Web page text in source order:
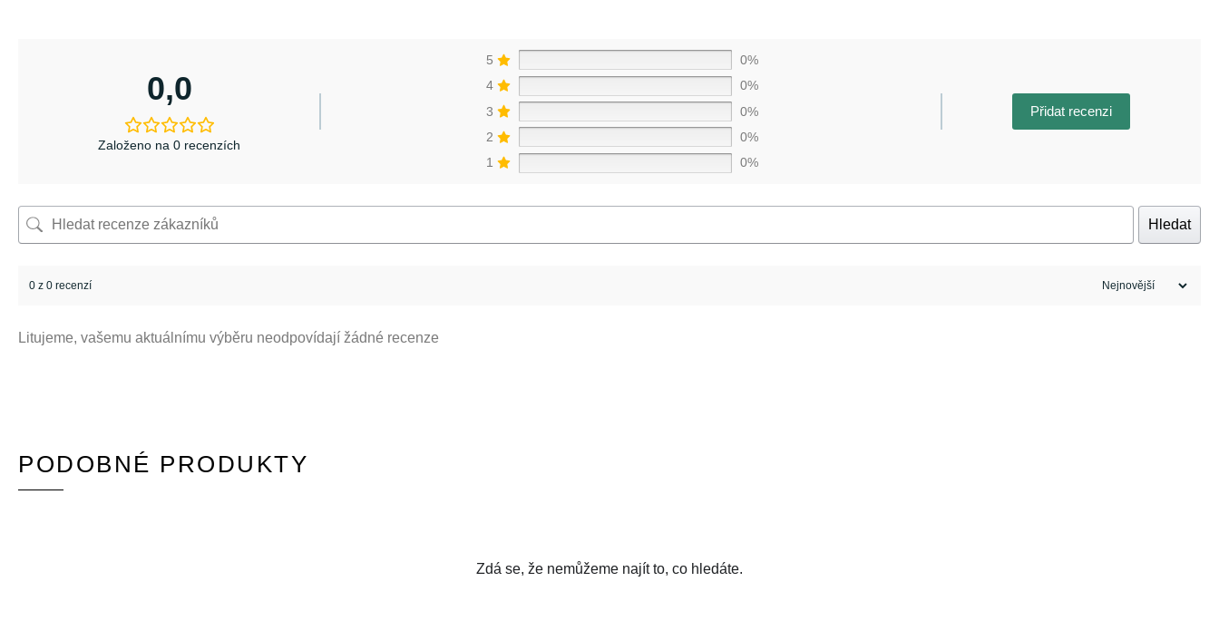
0,0
Založeno na 0 recenzích
5
0%
4
0%
3
0%
2
0%
1
0%
Přidat recenzi
Hledat
0 z 0 recenzí
Litujeme, vašemu aktuálnímu výběru neodpovídají žádné recenze
PODOBNÉ PRODUKTY
Zdá se, že nemůžeme najít to, co hledáte.